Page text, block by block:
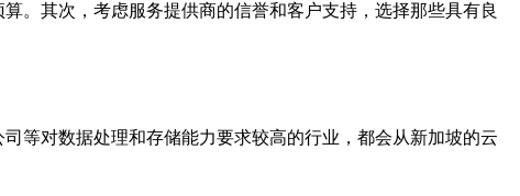
。其次，考虑服务提供商的信誉和客户支持，选择那些具有良
等对数据处理和存储能力要求较高的行业，都会从新加坡的云